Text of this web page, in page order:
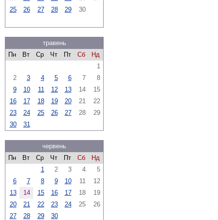
25
26 27 28 29 30
травень
Пн
Вт Ср Чт Пт Сб
Нд
1
2
3 4 5 6 7
8
9
10 11 12 13 14
15
16
17 18 19 20 21
22
23
24 25 26 27 28
29
30
31
червень
Пн
Вт Ср Чт Пт Сб
Нд
1
2 3 4
5
6
7 8 9 10 11
12
13
14 15 16 17 18
19
20
21 22 23 24 25
26
27
28 29 30